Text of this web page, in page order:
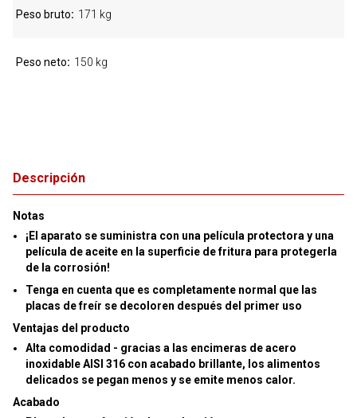
Descripción
Notas
¡El aparato se suministra con una película protectora y una
película de aceite en la superficie de fritura para protegerla
de la corrosión!
Tenga en cuenta que es completamente normal que las
placas de freír se decoloren después del primer uso
Ventajas del producto
Alta comodidad - gracias a las encimeras de acero
inoxidable AISI 316 con acabado brillante, los alimentos
delicados se pegan menos y se emite menos calor.
Acabado
Peso bruto 171 kg
Peso neto 150 kg